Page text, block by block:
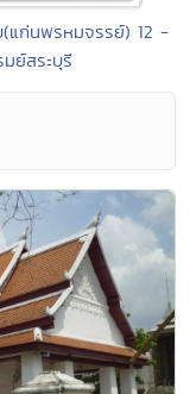
(แก่นพรหมจรรย์) 12 -
ย์สระบุรี